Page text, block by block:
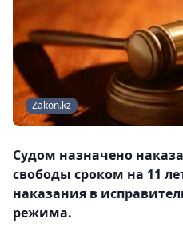
Zakon.kz
Судом назначено
свободы сроком на 11
наказания в
режима.